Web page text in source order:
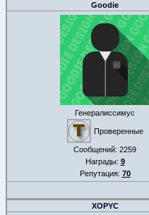
Goodie
Генералиссимус
Проверенные
Сообщений: 2259
Награды: 9
Репутация: 70
XOPYC